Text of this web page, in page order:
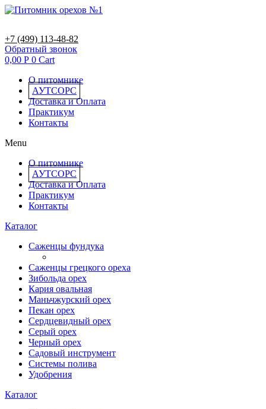
+7 (499) 113-48-82
Обратный звонок
0,00 Р 0 Cart
О питомнике
АУТСОРС
Доставка и Оплата
Практикум
Контакты
Menu
О питомнике
АУТСОРС
Доставка и Оплата
Практикум
Контакты
Каталог
Саженцы фундука
Саженцы грецкого ореха
Зибольда орех
Кария овальная
Маньчжурский орех
Пекан орех
Сердцевидный орех
Серый орех
Черный орех
Садовый инструмент
Системы полива
Удобрения
Каталог